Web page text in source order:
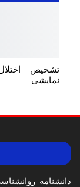
تشخیص
نمایشی
دانشنامه